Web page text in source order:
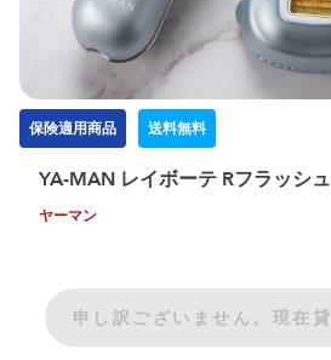
保険適用商品 送料無料
YA-MAN レイボーテ Rフラッシ
ヤーマン
申し訳ございません。現在